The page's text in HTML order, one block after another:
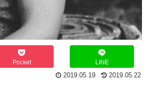
Pocket
LINE
2019.05.22
2019.05.19